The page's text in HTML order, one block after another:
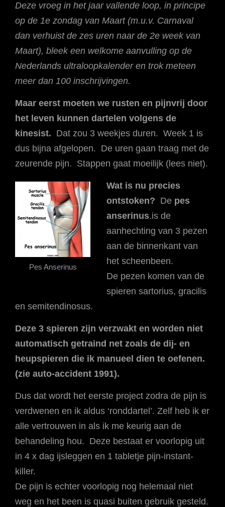
Deze vroeg in het jaar vallende loop, in principe
op de 1e zondag van Maart (m.u.v. Carnaval
dan verhuist de zes uren naar de 2e week van
Maart), bleek een welkome aanvulling op de
Nederlands ultraloopkalender en trok meteen
meer dan 100 inschrijvingen.
Maar eerst moeten we rusten en pijnvrij door
het leven kunnen dartelen volgens de
kinesist. Dat zou 3 weekjes duren. Week 1 is
dus bijna afgelopen. De uren gaan traag met de
zeurende pijn. Stappen gaat moeilijk (lees niet).
Pes Anserinus
Wat is nu precies
ontstoken? De pes
anserinus.is de
aanhechting van 3 pezen
aan de binnenkant van
het scheenbeen.
De pezen komen van de
spieren sartorius, gracilis
en semitendinosus.
Deze 3 spieren zijn verzwakt en worden niet
automatisch getraind net zoals de dij- en
heupspieren die ik manueel dien te oefenen.
(zie auto-accident 1991).
Dus dat wordt het eerste project zodra de pijn is
verdwenen en ik aldus ‘ronddartel’. Zelf heb ik er
alle vertrouwen in als ik me keurig aan de
behandeling hou. Deze bestaat er voorlopig uit
in 4 x dag ijsleggen en 1 tabletje pijn-instant-
killer.
De pijn is echter voorlopig nog helemaal niet
weg en het been is quasi buiten gebruik gesteld.